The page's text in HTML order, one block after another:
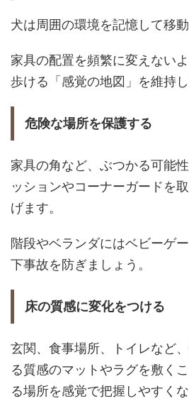
犬は周囲の環境を記憶して移動
家具の配置を頻繁に変えない
歩ける「感覚の地図」を維持
危険な場所を保護する
家具の角など、ぶつかる可能
ッションやコーナーガードを
げます。
階段やベランダにはベビーゲ
下事故を防ぎましょう。
床の質感に変化をつける
玄関、食事場所、トイレなど
る質感のマットやラグを敷く
る場所を感覚で把握しやすくな